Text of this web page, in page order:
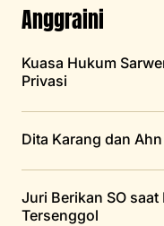
Anggraini
Kuasa Hukum
Privasi
Dita Karang dan
Juri Berikan SO
Tersenggol